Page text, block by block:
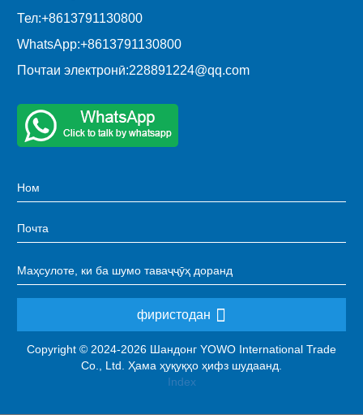
Тел:+8613791130800
WhatsApp:+8613791130800
Почтаи электронӣ:228891224@qq.com
фиристодан
Copyright © 2024-2026 Шандонг YOWO International Trade
Co., Ltd. Ҳама ҳуқуқҳо ҳифз шудаанд.
Index